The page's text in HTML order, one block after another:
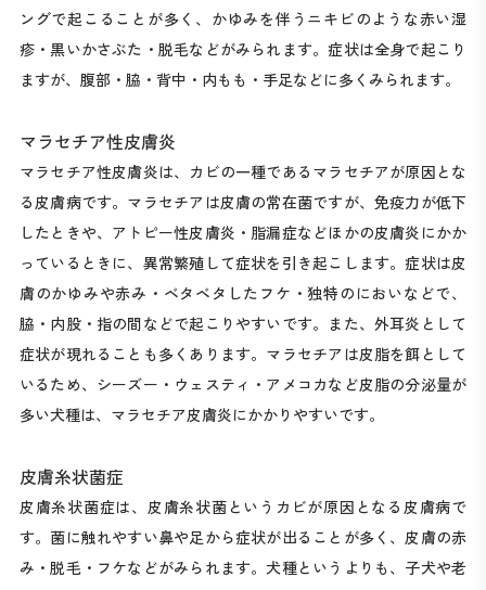
ングで起こることが多く、かゆみを伴うニキビのような赤い湿
疹・黒いかさぶた・脱毛などがみられます。症状は全身で起こり
ますが、腹部・脇・背中・内もも・手足などに多くみられます。
マラセチア性皮膚炎
マラセチア性皮膚炎は、カビの一種であるマラセチアが原因とな
る皮膚病です。マラセチアは皮膚の常在菌ですが、免疫力が低下
したときや、アトピー性皮膚炎・脂漏症などほかの皮膚炎にかか
っているときに、異常繁殖して症状を引き起こします。症状は皮
膚のかゆみや赤み・ベタベタしたフケ・独特のにおいなどで、
脇・内股・指の間などで起こりやすいです。また、外耳炎として
症状が現れることも多くあります。マラセチアは皮脂を餌として
いるため、シーズー・ウェスティ・アメコカなど皮脂の分泌量が
多い犬種は、マラセチア皮膚炎にかかりやすいです。
皮膚糸状菌症
皮膚糸状菌症は、皮膚糸状菌というカビが原因となる皮膚病で
す。菌に触れやすい鼻や足から症状が出ることが多く、皮膚の赤
み・脱毛・フケなどがみられます。犬種というよりも、子犬や老